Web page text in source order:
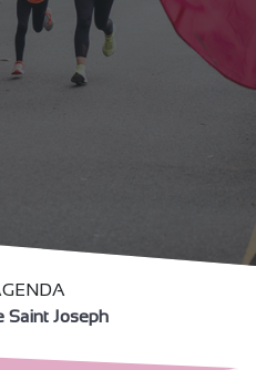
Saint Joseph